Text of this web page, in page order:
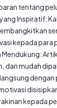
tentang
Inspiratif:
kepada para
dan mudah
kepada